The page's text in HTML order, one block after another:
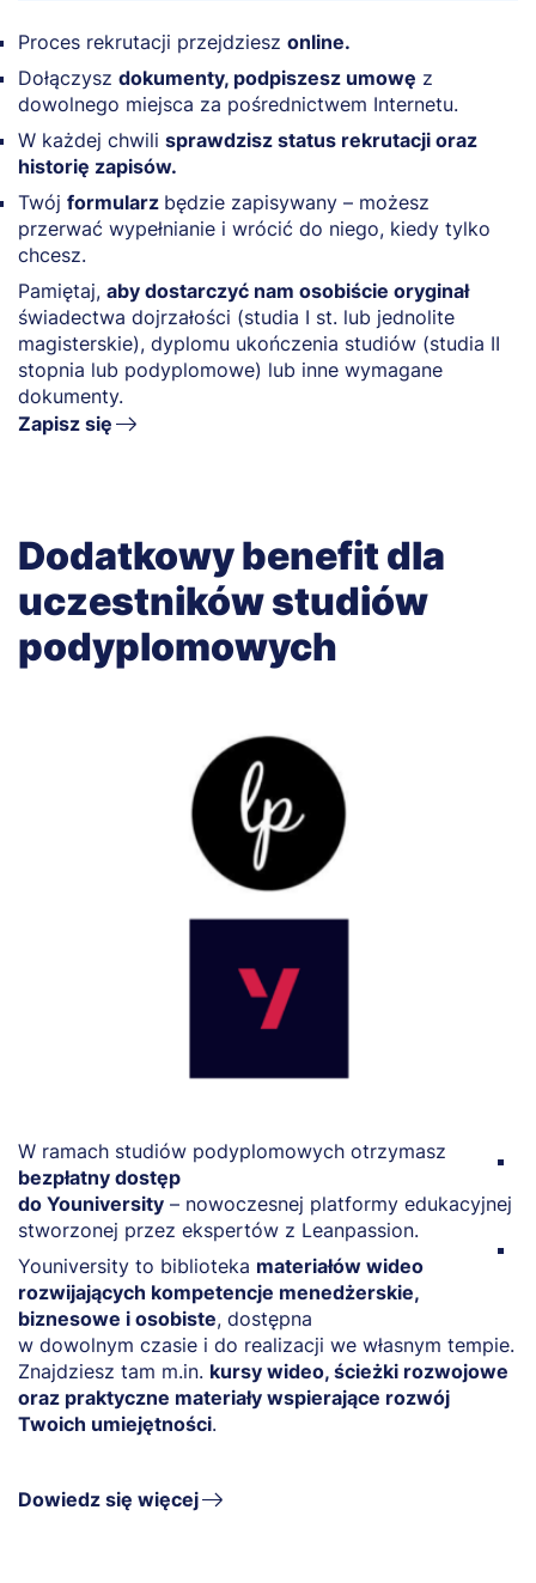
Proces rekrutacji przejdziesz online.
Dołączysz dokumenty, podpiszesz umowę z
dowolnego miejsca za pośrednictwem Internetu.
W każdej chwili sprawdzisz status rekrutacji oraz
historię zapisów.
Twój formularz będzie zapisywany – możesz
przerwać wypełnianie i wrócić do niego, kiedy tylko
chcesz.
Pamiętaj, aby dostarczyć nam osobiście oryginał
świadectwa dojrzałości (studia I st. lub jednolite
magisterskie), dyplomu ukończenia studiów (studia II
stopnia lub podyplomowe) lub inne wymagane
dokumenty.
Zapisz się
Dodatkowy benefit dla
uczestników studiów
podyplomowych
W ramach studiów podyplomowych otrzymasz
bezpłatny dostęp
do Youniversity – nowoczesnej platformy edukacyjnej
stworzonej przez ekspertów z Leanpassion.
Youniversity to biblioteka materiałów wideo
rozwijających kompetencje menedżerskie,
biznesowe i osobiste, dostępna
w dowolnym czasie i do realizacji we własnym tempie.
Znajdziesz tam m.in. kursy wideo, ścieżki rozwojowe
oraz praktyczne materiały wspierające rozwój
Twoich umiejętności.
Dowiedz się więcej